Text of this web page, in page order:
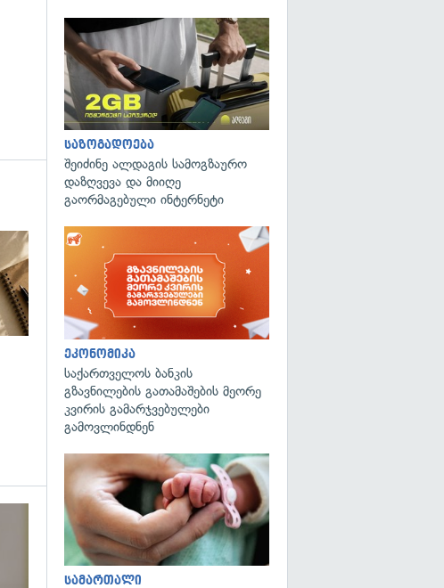
გადახედვა
საზოგადოება
შეიძინე ალდაგის სამოგზაურო
დაზღვევა და მიიღე
გაორმაგებული ინტერნეტი
ეკონომიკა
საქართველოს ბანკის
გზავნილების გათამაშების მეორე
კვირის გამარჯვებულები
გამოვლინდნენ
სამართალი